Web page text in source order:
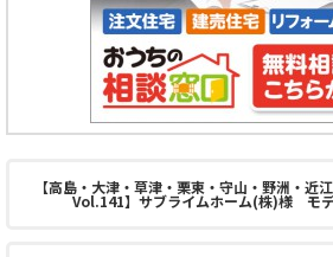
【高島・大津・草津・栗東・守山・野洲・近
Vol.141】サブライムホーム(株)様 モ